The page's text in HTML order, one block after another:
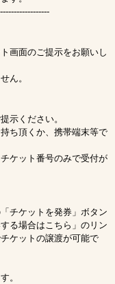
画面のご提示をお願いし
ん。
示ください。
ち頂くか、携帯端末等で
ケット番号のみで受付が
チケットを発券」ボタン
る場合はこちら」のリン
ケットの譲渡が可能で
。